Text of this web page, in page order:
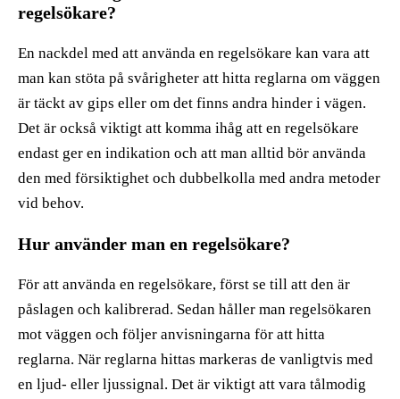
regelsökare?
En nackdel med att använda en regelsökare kan vara att
man kan stöta på svårigheter att hitta reglarna om väggen
är täckt av gips eller om det finns andra hinder i vägen.
Det är också viktigt att komma ihåg att en regelsökare
endast ger en indikation och att man alltid bör använda
den med försiktighet och dubbelkolla med andra metoder
vid behov.
Hur använder man en regelsökare?
För att använda en regelsökare, först se till att den är
påslagen och kalibrerad. Sedan håller man regelsökaren
mot väggen och följer anvisningarna för att hitta
reglarna. När reglarna hittas markeras de vanligtvis med
en ljud- eller ljussignal. Det är viktigt att vara tålmodig